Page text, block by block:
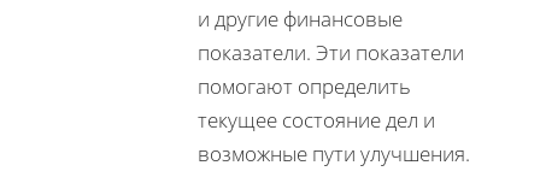
и другие финансовые
показатели. Эти показатели
помогают определить
текущее состояние дел и
возможные пути улучшения.